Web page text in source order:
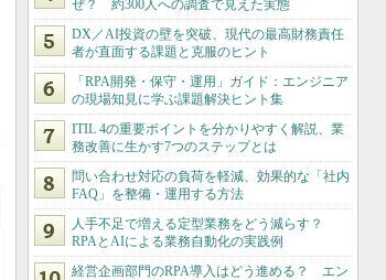
ぜ？ 約300人への調査で見えた実態
DX／AI投資の壁を突破、現代の最高財務責任
者が直面する課題と克服のヒント
「RPA開発・保守・運用」ガイド：エンジニア
の現場知見に学ぶ課題解決ヒント集
ITIL 4の重要ポイントを分かりやすく解説、業
務改善に生かす7つのステップとは
問い合わせ対応の負荷を軽減、効果的な「社内
FAQ」を整備・運用する方法
人手不足で増える定型業務をどう減らす？
RPAとAIによる業務自動化の実践例
経営企画部門のRPA導入はどう進める？ エン